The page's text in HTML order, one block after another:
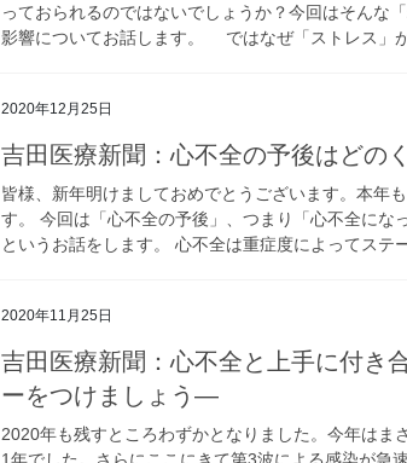
っておられるのではないでしょうか？今回はそんな
影響についてお話します。 ではなぜ「ストレス」
2020年12月25日
吉田医療新聞：心不全の予後はどの
皆様、新年明けましておめでとうございます。本年
す。 今回は「心不全の予後」、つまり「心不全にな
というお話をします。 心不全は重症度によってステ
2020年11月25日
吉田医療新聞：心不全と上手に付き
ーをつけましょう―
2020年も残すところわずかとなりました。今年はま
1年でした。さらにここにきて第3波による感染が急